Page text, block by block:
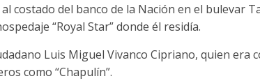
costado del banco de la Nación en el bulevar
“Royal Star” donde él residía.
Luis Miguel Vivanco Cipriano, quien era
como “Chapulín”.